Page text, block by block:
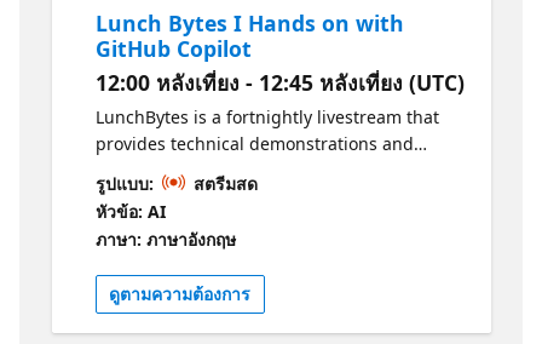
Lunch Bytes I Hands on with
GitHub Copilot
12:00 หลังเที่ยง - 12:45 หลังเที่ยง (UTC)
LunchBytes is a fortnightly livestream that
provides technical demonstrations and
conversations with experts from Microsoft
UK about the world of Azure! In this week's
episode of LunchBytes, we have a special
focus on GitHub Copilot with our guest,
Sukant Sondhi and Juanita Emeh. They will
both delve into the exciting realm of code
generation using GitHub Copilot. We'll
รูปแบบ:
สตรีมสด
หัวข้อ: AI
ภาษา: ภาษาอังกฤษ
ดูตามความต้องการ